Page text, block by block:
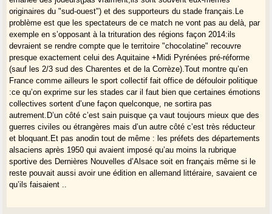
originaires du "sud-ouest") et des supporteurs du stade français.Le
problème est que les spectateurs de ce match ne vont pas au delà, par
exemple en s’opposant à la trituration des régions façon 2014:ils
devraient se rendre compte que le territoire "chocolatine" recouvre
presque exactement celui des Aquitaine +Midi Pyrénées pré-réforme
(sauf les 2/3 sud des Charentes et de la Corrèze).Tout montre qu’en
France comme ailleurs le sport collectif fait office de défouloir politique
:ce qu’on exprime sur les stades car il faut bien que certaines émotions
collectives sortent d’une façon quelconque, ne sortira pas
autrement.D’un côté c’est sain puisque ça vaut toujours mieux que des
guerres civiles ou étrangères mais d’un autre côté c’est très réducteur
et bloquant.Et pas anodin tout de même : les préfets des départements
alsaciens après 1950 qui avaient imposé qu’au moins la rubrique
sportive des Dernières Nouvelles d’Alsace soit en français même si le
reste pouvait aussi avoir une édition en allemand littéraire, savaient ce
qu’ils faisaient ..